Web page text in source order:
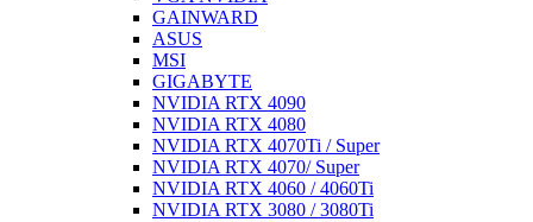
GAINWARD
ASUS
MSI
GIGABYTE
NVIDIA RTX 4090
NVIDIA RTX 4080
NVIDIA RTX 4070Ti / Super
NVIDIA RTX 4070/ Super
NVIDIA RTX 4060 / 4060Ti
NVIDIA RTX 3080 / 3080Ti